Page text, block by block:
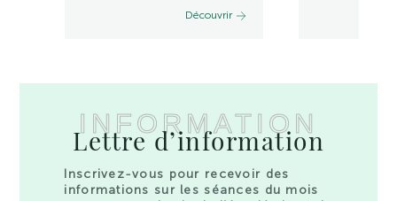
Découvrir
INFORMATION
Lettre d’information
Inscrivez-vous pour recevoir des
informations sur les séances du mois